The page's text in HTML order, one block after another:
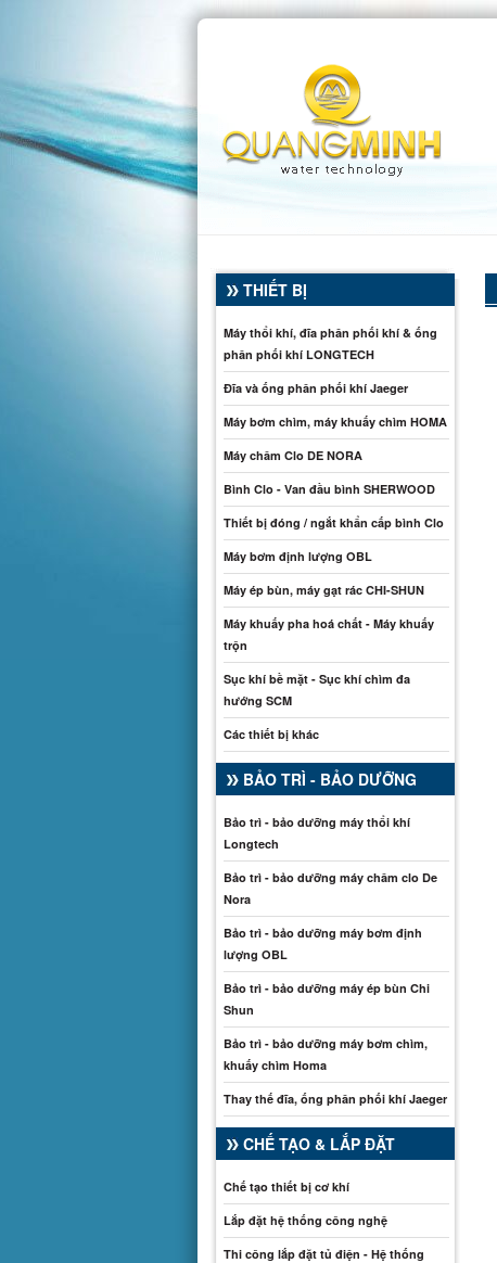
THIẾT BỊ
Máy thổi khí, đĩa phân phối khí & ống
phân phối khí LONGTECH
Đĩa và ống phân phối khí Jaeger
Máy bơm chìm, máy khuấy chìm HOMA
Máy châm Clo DE NORA
Bình Clo - Van đầu bình SHERWOOD
Thiết bị đóng / ngắt khẩn cấp bình Clo
Máy bơm định lượng OBL
Máy ép bùn, máy gạt rác CHI-SHUN
Máy khuấy pha hoá chất - Máy khuấy
trộn
Sục khí bề mặt - Sục khí chìm đa
hướng SCM
Các thiết bị khác
BẢO TRÌ - BẢO DƯỠNG
Bảo trì - bảo dưỡng máy thổi khí
Longtech
Bảo trì - bảo dưỡng máy châm clo De
Nora
Bảo trì - bảo dưỡng máy bơm định
lượng OBL
Bảo trì - bảo dưỡng máy ép bùn Chi
Shun
Bảo trì - bảo dưỡng máy bơm chìm,
khuấy chìm Homa
Thay thế đĩa, ống phân phối khí Jaeger
CHẾ TẠO & LẮP ĐẶT
Chế tạo thiết bị cơ khí
Lắp đặt hệ thống công nghệ
Thi công lắp đặt tủ điện - Hệ thống